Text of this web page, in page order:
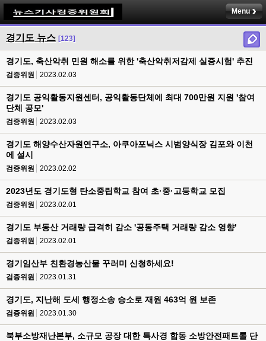
Menu
경기도 뉴스 [123]
경기도, 축산악취 민원 해소를 위한 '축산악취저감제 실증시험' 추진
검증위원 2023.02.03
경기도 공익활동지원센터, 공익활동단체에 최대 700만원 지원 '참여
단체 공모'
검증위원 2023.02.03
경기도 해양수산자원연구소, 아쿠아포닉스 시범양식장 김포와 이천
에 설시
검증위원 2023.02.02
2023년도 경기도형 탄소중립학교 참여 초·중·고등학교 모집
검증위원 2023.02.01
경기도 부동산 거래량 급격히 감소 '공동주택 거래량 감소 영향'
검증위원 2023.02.01
경기임산부 친환경농산물 꾸러미 신청하세요!
검증위원 2023.01.31
경기도, 지난해 도세 행정소송 승소로 재원 463억 원 보존
검증위원 2023.01.30
북부소방재난본부, 소규모 공장 대한 특사경 합동 소방안전패트롤 단